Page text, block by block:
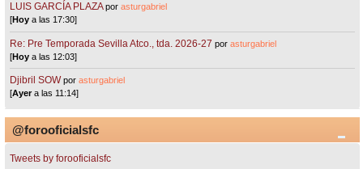
LUIS GARCÍA PLAZA porasturgabriel
[Hoy a las 17:30]
Re: Pre Temporada Sevilla Atco., tda. 2026-27 porasturgabriel
[Hoy a las 12:03]
Djibril SOW porasturgabriel
[Ayera las 11:14]
@forooficialsfc
Tweets by forooficialsfc